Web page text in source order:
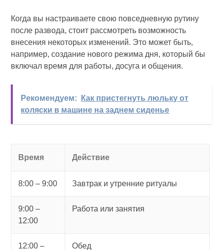
Когда вы настраиваете свою повседневную рутину
после развода, стоит рассмотреть возможность
внесения некоторых изменений. Это может быть,
например, создание нового режима дня, который бы
включал время для работы, досуга и общения.
Рекомендуем:
Как пристегнуть люльку от
коляски в машине на заднем сиденье
Время Действие
8:00 – 9:00 Завтрак и утренние ритуалы
9:00 –
12:00
Работа или занятия
12:00 – Обед